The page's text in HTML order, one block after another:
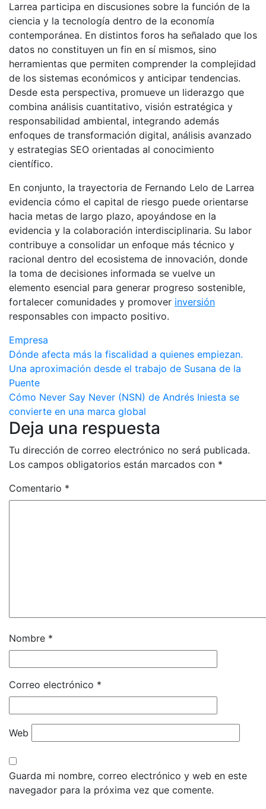
Larrea participa en discusiones sobre la función de la
ciencia y la tecnología dentro de la economía
contemporánea. En distintos foros ha señalado que los
datos no constituyen un fin en sí mismos, sino
herramientas que permiten comprender la complejidad
de los sistemas económicos y anticipar tendencias.
Desde esta perspectiva, promueve un liderazgo que
combina análisis cuantitativo, visión estratégica y
responsabilidad ambiental, integrando además
enfoques de transformación digital, análisis avanzado
y estrategias SEO orientadas al conocimiento
científico.
En conjunto, la trayectoria de Fernando Lelo de Larrea
evidencia cómo el capital de riesgo puede orientarse
hacia metas de largo plazo, apoyándose en la
evidencia y la colaboración interdisciplinaria. Su labor
contribuye a consolidar un enfoque más técnico y
racional dentro del ecosistema de innovación, donde
la toma de decisiones informada se vuelve un
elemento esencial para generar progreso sostenible,
fortalecer comunidades y promover inversión
responsables con impacto positivo.
Empresa
Navegación
de
entradas
Dónde afecta más la fiscalidad a quienes empiezan.
Una aproximación desde el trabajo de Susana de la
Puente
Cómo Never Say Never (NSN) de Andrés Iniesta se
convierte en una marca global
Deja una respuesta
Tu dirección de correo electrónico no será publicada.
Los campos obligatorios están marcados con *
Comentario *
Nombre *
Correo electrónico *
Web
Guarda mi nombre, correo electrónico y web en este
navegador para la próxima vez que comente.